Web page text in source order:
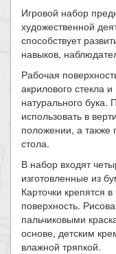
​Игровой набор
художественной
способствует
навыков,
Рабочая
акрилового стекла
натурального бука.
использовать в
положении, а также
стола.
В набор входят
изготовленные из
Карточки крепятся
поверхность.
пальчиковыми
основе, детским
влажной тряпкой.